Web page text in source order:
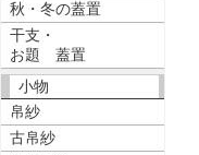
秋・冬の蓋置
干支・
お題 蓋置
小物
帛紗
古帛紗